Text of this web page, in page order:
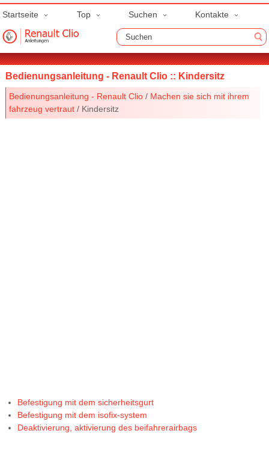
Startseite Top Suchen Kontakte
Bedienungsanleitung - Renault Clio :: Kindersitz
Bedienungsanleitung - Renault Clio / Machen sie sich mit ihrem
fahrzeug vertraut / Kindersitz
Befestigung mit dem sicherheitsgurt
Befestigung mit dem isofix-system
Deaktivierung, aktivierung des beifahrerairbags